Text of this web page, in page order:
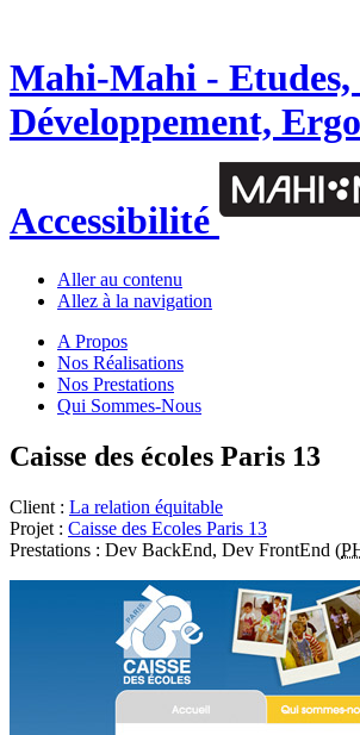
Mahi-Mahi - Etudes,
Développement,
Accessibilité
Aller au contenu
Allez à la navigation
A Propos
Nos Réalisations
Nos Prestations
Qui Sommes-Nous
Caisse des écoles Paris 13
Client : La relation équitable
Projet : Caisse des Ecoles Paris 13
Prestations : Dev BackEnd, Dev FrontEnd (